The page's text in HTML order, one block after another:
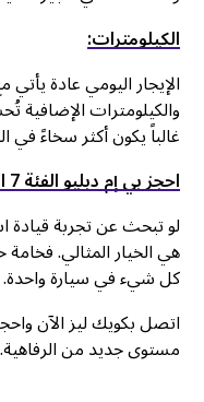
الكيلومترات:
الإيجار اليومي عادة
والكيلومترات الإضافية
غالباً يكون أكثر سخاءً في
احجز بي إم دبليو الفئة 7 اليوم
هي الخيار المثالي.
كل شيء في سيارة واحدة.
اتصل بكويك ليز الآن
مستوى جديد من الرفاهية.